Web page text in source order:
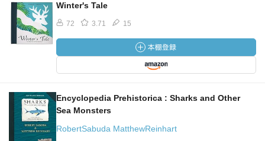
Winter's Tale
72 3.71 15
Encyclopedia Prehistorica : Sharks and Other
Sea Monsters
RobertSabuda MatthewReinhart